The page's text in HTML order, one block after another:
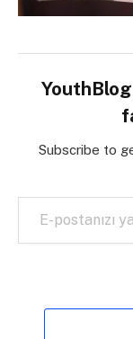
Subscribe to
E-postanızı yazın…